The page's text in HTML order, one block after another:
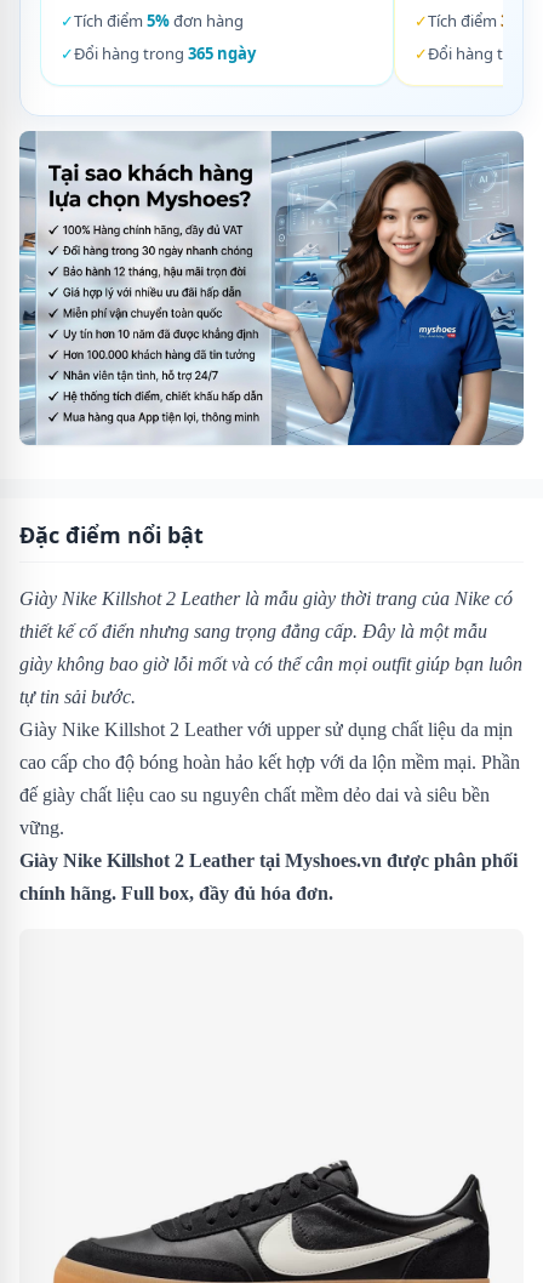
✓Tích điểm 5%đơn hàng
✓Đổi hàng trong 365 ngày
✓Tích điểm 3%
✓Đổi hàng trong
Đặc điểm nổi bật
Giày Nike Killshot 2 Leatherlà mẫu giày thời trang của Nike có
thiết kế cổ điển nhưng sang trọng đẳng cấp. Đây là một mẫu
giày không bao giờ lỗi mốt và có thể cân mọi outfit giúp bạn luôn
tự tin sải bước.
Giày Nike Killshot 2 Leather với upper sử dụng chất liệu da mịn
cao cấp cho độ bóng hoàn hảo kết hợp với da lộn mềm mại. Phần
đế giày chất liệu cao su nguyên chất mềm dẻo dai và siêu bền
vững.
Giày Nike Killshot 2 Leather tại Myshoes.vn được phân phối
chính hãng. Full box, đầy đủ hóa đơn.